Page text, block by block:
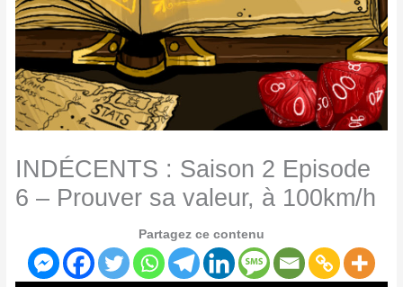
INDÉCENTS : Saison 2 Episode
6 – Prouver sa valeur, à 100km/h
Partagez ce contenu